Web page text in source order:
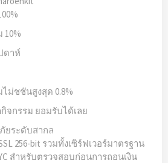
10%
ดาห์
ม่ชชันสูงสุด 0.8%
จกรรม ยอมรับได้เลย
ยระดับสากล
256-bit รวมทั้งเซิร์ฟเวอร์มาตรฐาน
สำหรับตรวจสอบก่อนการถอนเงิน